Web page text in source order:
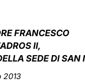
FRANCESCO
II,
SEDE DI SAN
2013